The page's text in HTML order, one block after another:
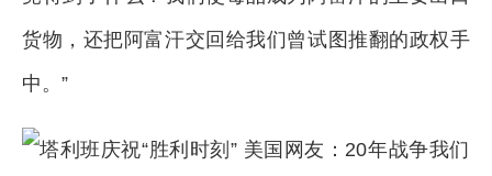
货物，还把阿富汗交回给我们曾试图推翻的政权手
中。”